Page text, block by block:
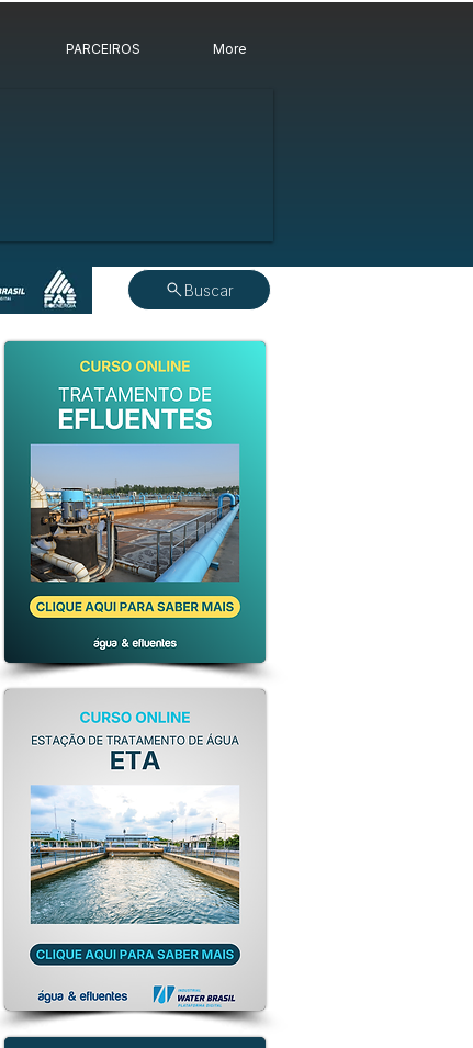
PARCEIROS More
Buscar